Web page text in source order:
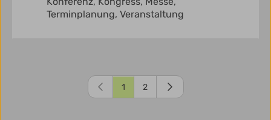
Terminplanung, Veranstaltung
1 2